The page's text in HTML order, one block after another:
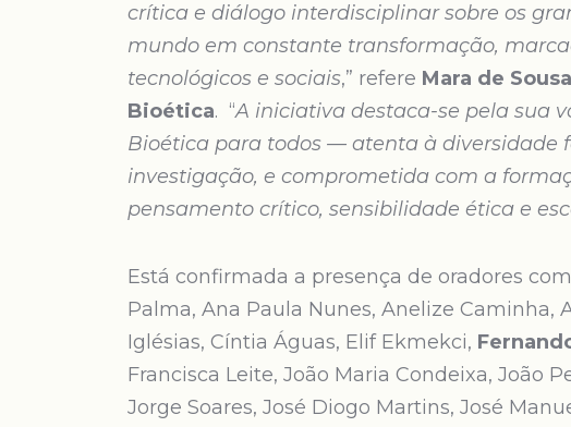
crítica e diálogo interdisciplinar sobre os
mundo em constante transformação,
tecnológicos e sociais,” refere Mara de
Bioética. “A iniciativa destaca-se pela sua
Bioética para todos — atenta à diversidade
investigação, e comprometida com a
pensamento crítico, sensibilidade ética e
Está confirmada a presença de oradores
Palma, Ana Paula Nunes, Anelize Caminha,
Iglésias, Cíntia Águas, Elif Ekmekci,
Francisca Leite, João Maria Condeixa, João
Jorge Soares, José Diogo Martins, José